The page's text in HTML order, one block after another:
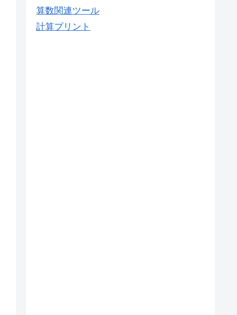
算数関連ツール
計算プリント